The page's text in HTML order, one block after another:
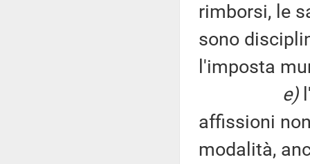
rimborsi, le
sono
l'imposta
e)
affissioni
modalità,